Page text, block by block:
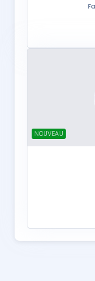
NOUVEAU